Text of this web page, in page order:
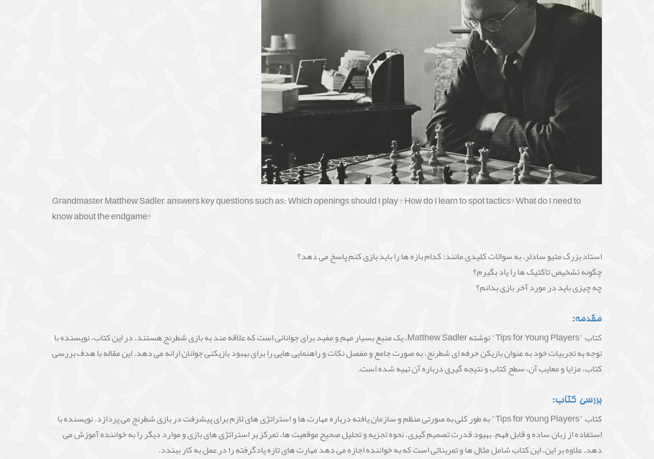
Grandmaster Matthew Sadler, answers key questions such as: Which openings should I play ? How do I learn to spot tactics? What do I need to
know about the endgame?
استاد بزرگ متیو سادلر، به سوالات کلیدی مانند: کدام بازه ها را باید بازی کنم پاسخ می دهد؟
چگونه تشخیص تاکتیک ها را یاد بگیرم؟
چه چیزی باید در مورد آخر بازی بدانم؟
مقدمه:
کتاب "Tips for Young Players" نوشته Matthew Sadler، یک منبع بسیار مهم و مفید برای جوانانی است که علاقه مند به بازی شطرنج هستند. در این کتاب، نویسنده با
توجه به تجربیات خود به عنوان بازیکن حرفه ای شطرنج، به صورت جامع و مفصل نکات و راهنمایی هایی را برای بهبود بازیکنی جوانان ارائه می دهد. این مقاله با هدف بررسی
کتاب، مزایا و معایب آن، سطح کتاب و نتیجه گیری درباره آن تهیه شده است.
بررسی کتاب:
کتاب "Tips for Young Players" به طور کلی به صورتی منظم و سازمان یافته درباره مهارت ها و استراتژی های لازم برای پیشرفت در بازی شطرنج می پردازد. نویسنده با
استفاده از زبان ساده و قابل فهم، بهبود قدرت تصمیم گیری، نحوه تجزیه و تحلیل صحیح موقعیت ها، تمرکز بر استراتژی های بازی و موارد دیگر را به خواننده آموزش می
دهد. علاوه بر این، این کتاب شامل مثال ها و تمریناتی است که به خواننده اجازه می دهد مهارت های تازه یادگرفته را در عمل به کار ببندد.